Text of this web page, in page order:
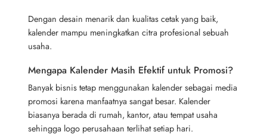
Dengan desain menarik dan kualitas cetak yang baik,
kalender mampu meningkatkan citra profesional sebuah
usaha.
Mengapa Kalender Masih Efektif untuk Promosi?
Banyak bisnis tetap menggunakan kalender sebagai media
promosi karena manfaatnya sangat besar. Kalender
biasanya berada di rumah, kantor, atau tempat usaha
sehingga logo perusahaan terlihat setiap hari.